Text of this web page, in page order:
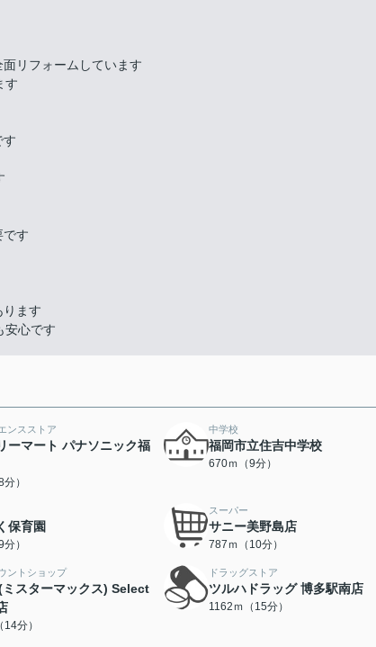
リフォームしています
す
す
です
ます
安心です
ンスストア
ーマート パナソニック福
）
中学校
福岡市立住吉中学校
670ｍ（9分）
保育園
）
スーパー
サニー美野島店
787ｍ（10分）
ントショップ
スターマックス) Select
分）
ドラッグストア
ツルハドラッグ 博多駅南店
1162ｍ（15分）